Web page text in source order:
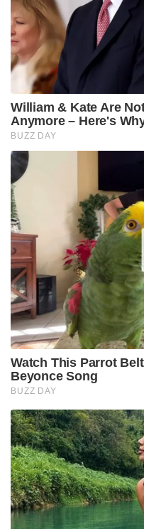
William & Kate Are
Anymore – Here's
BUZZ DAY
Watch This Parrot
Beyonce Song
BUZZ DAY